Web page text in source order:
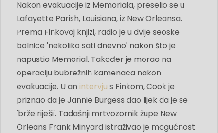
Nakon evakuacije iz Memoriala, preselio se u
Lafayette Parish, Louisiana, iz New Orleansa.
Prema Finkovoj knjizi, radio je u dvije seoske
bolnice 'nekoliko sati dnevno' nakon što je
napustio Memorial. Također je morao na
operaciju bubrežnih kamenaca nakon
evakuacije. U an intervju s Finkom, Cook je
priznao da je Jannie Burgess dao lijek da je se
'brže riješi'. Tadašnji mrtvozornik župe New
Orleans Frank Minyard istraživao je mogućnost